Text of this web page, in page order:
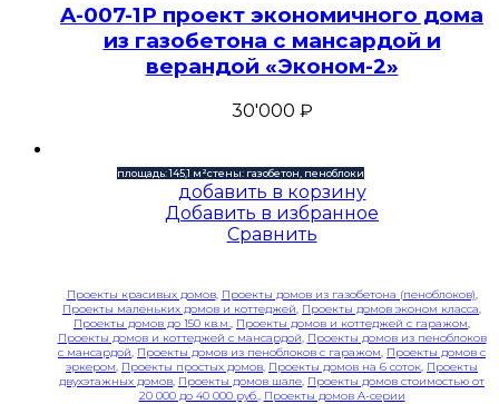
A-007-1P проект экономичного дома
из газобетона с мансардой и
верандой «Эконом-2»
30'000 ₽
площадь: 145,1 м²стены: газобетон, пеноблоки
добавить в корзину
Добавить в избранное
Сравнить
Проекты красивых домов, Проекты домов из газобетона (пеноблоков),
Проекты маленьких домов и коттеджей, Проекты домов эконом класса,
Проекты домов до 150 кв.м., Проекты домов и коттеджей с гаражом,
Проекты домов и коттеджей с мансардой, Проекты домов из пеноблоков
с мансардой, Проекты домов из пеноблоков с гаражом, Проекты домов с
эркером, Проекты простых домов, Проекты домов на 6 соток, Проекты
двухэтажных домов, Проекты домов шале, Проекты домов стоимостью от
20 000 до 40 000 руб., Проекты домов A-серии